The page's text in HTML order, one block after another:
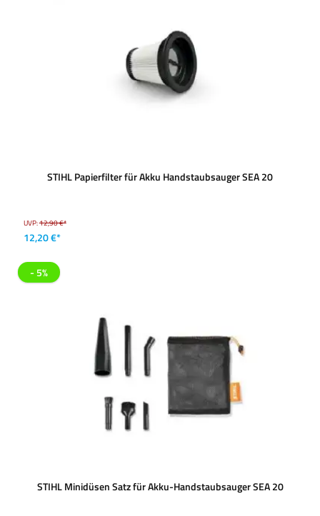
STIHL Papierfilter für Akku Handstaubsauger SEA 20
UVP:12,90 €*
12,20 €*
- 5%
STIHL Minidüsen Satz für Akku-Handstaubsauger SEA 20